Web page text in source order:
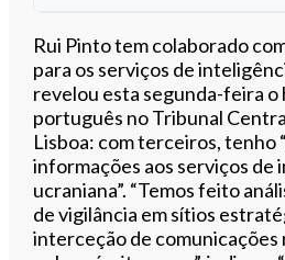
Ouvir este
Rui Pinto tem colaborado
para os serviços de
revelou esta segunda-feira o
português no Tribunal
Lisboa: com terceiros, tenho
informações aos serviços de
ucraniana”. “Temos feito
de vigilância em sítios
interceção de comunicações